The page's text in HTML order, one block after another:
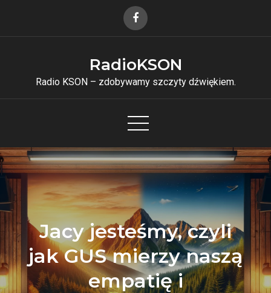
RadioKSON
Radio KSON – zdobywamy szczyty dźwiękiem.
Jacy jesteśmy, czyli
jak GUS mierzy naszą
empatię i